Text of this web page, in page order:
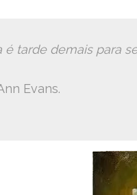
é tarde demais para
Evans.